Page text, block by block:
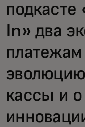
In» два
кассы и